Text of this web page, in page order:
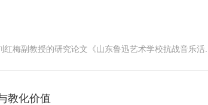
梅副教授的研究论文《山东鲁迅艺术学校抗战音乐活...
教化价值